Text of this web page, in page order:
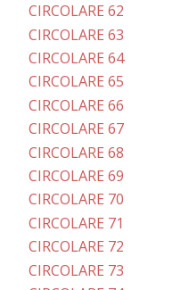
CIRCOLARE 62
CIRCOLARE 63
CIRCOLARE 64
CIRCOLARE 65
CIRCOLARE 66
CIRCOLARE 67
CIRCOLARE 68
CIRCOLARE 69
CIRCOLARE 70
CIRCOLARE 71
CIRCOLARE 72
CIRCOLARE 73